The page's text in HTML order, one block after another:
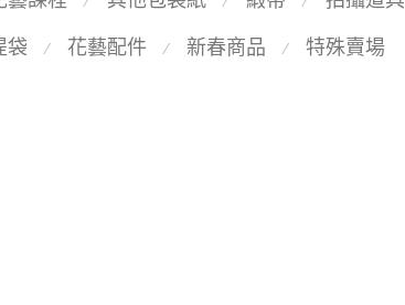
袋 ⁄ 花藝配件 ⁄ 新春商品 ⁄ 特殊賣場